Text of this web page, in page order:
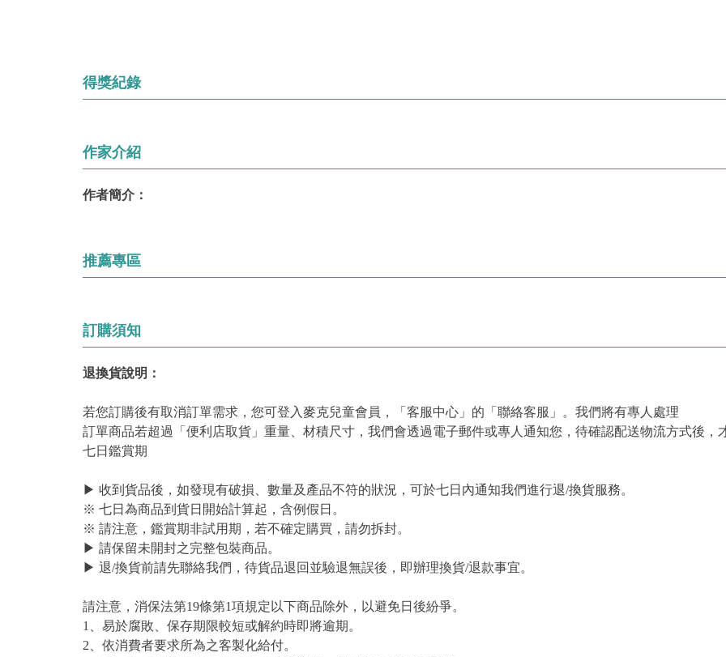
得獎紀錄
作家介紹
作者簡介：
推薦專區
訂購須知
退換貨說明：
若您訂購後有取消訂單需求，您可登入麥克兒童會員，「客服中心」的「聯絡客服」。我們將有專人處理
訂單商品若超過「便利店取貨」重量、材積尺寸，我們會透過電子郵件或專人通知您，待確認配送物流方式後，
七日鑑賞期
▶ 收到貨品後，如發現有破損、數量及產品不符的狀況，可於七日內通知我們進行退/換貨服務。
※ 七日為商品到貨日開始計算起，含例假日。
※ 請注意，鑑賞期非試用期，若不確定購買，請勿拆封。
▶ 請保留未開封之完整包裝商品。
▶ 退/換貨前請先聯絡我們，待貨品退回並驗退無誤後，即辦理換貨/退款事宜。
請注意，消保法第19條第1項規定以下商品除外，以避免日後紛爭。
1、易於腐敗、保存期限較短或解約時即將逾期。
2、依消費者要求所為之客製化給付。